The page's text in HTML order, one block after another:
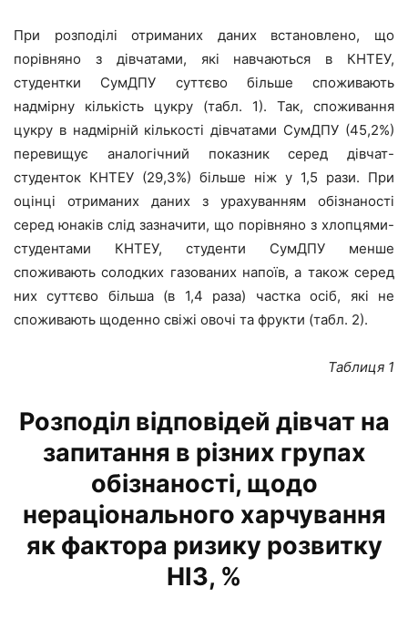
При розподілі отриманих даних встановлено, що
порівняно з дівчатами, які навчаються в КНТЕУ,
студентки СумДПУ суттєво більше споживають
надмірну кількість цукру (табл. 1). Так, споживання
цукру в надмірній кількості дівчатами СумДПУ (45,2%)
перевищує аналогічний показник серед дівчат-
студенток КНТЕУ (29,3%) більше ніж у 1,5 рази. При
оцінці отриманих даних з урахуванням обізнаності
серед юнаків слід зазначити, що порівняно з хлопцями-
студентами КНТЕУ, студенти СумДПУ менше
споживають солодких газованих напоїв, а також серед
них суттєво більша (в 1,4 раза) частка осіб, які не
споживають щоденно свіжі овочі та фрукти (табл. 2).
Таблиця 1
Розподіл відповідей дівчат на
запитання в різних групах
обізнаності, щодо
нераціонального харчування
як фактора ризику розвитку
НІЗ, %